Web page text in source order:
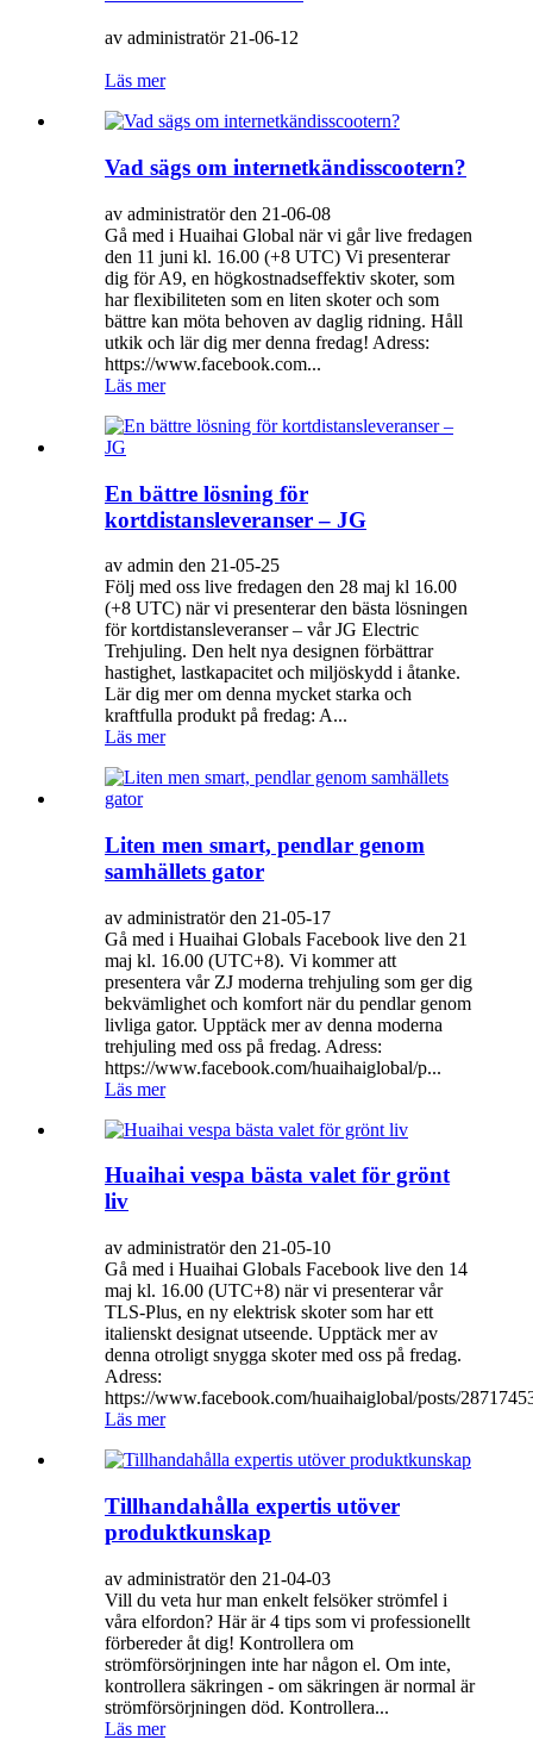
av administratör 21-06-12
Läs mer
Vad sägs om internetkändisscootern?
av administratör den 21-06-08
Gå med i Huaihai Global när vi går live fredagen
den 11 juni kl. 16.00 (+8 UTC) Vi presenterar
dig för A9, en högkostnadseffektiv skoter, som
har flexibiliteten som en liten skoter och som
bättre kan möta behoven av daglig ridning. Håll
utkik och lär dig mer denna fredag! Adress:
https://www.facebook.com...
Läs mer
En bättre lösning för
kortdistansleveranser – JG
av admin den 21-05-25
Följ med oss ​​live fredagen den 28 maj kl 16.00
(+8 UTC) när vi presenterar den bästa lösningen
för kortdistansleveranser – vår JG Electric
Trehjuling. Den helt nya designen förbättrar
hastighet, lastkapacitet och miljöskydd i åtanke.
Lär dig mer om denna mycket starka och
kraftfulla produkt på fredag: A...
Läs mer
Liten men smart, pendlar genom
samhällets gator
av administratör den 21-05-17
Gå med i Huaihai Globals Facebook live den 21
maj kl. 16.00 (UTC+8). Vi kommer att
presentera vår ZJ moderna trehjuling som ger dig
bekvämlighet och komfort när du pendlar genom
livliga gator. Upptäck mer av denna moderna
trehjuling med oss ​​på fredag. Adress:
https://www.facebook.com/huaihaiglobal/p...
Läs mer
Huaihai vespa bästa valet för grönt
liv
av administratör den 21-05-10
Gå med i Huaihai Globals Facebook live den 14
maj kl. 16.00 (UTC+8) när vi presenterar vår
TLS-Plus, en ny elektrisk skoter som har ett
italienskt designat utseende. Upptäck mer av
denna otroligt snygga skoter med oss ​​på fredag.
Adress:
https://www.facebook.com/huaihaiglobal/posts/
Läs mer
Tillhandahålla expertis utöver
produktkunskap
av administratör den 21-04-03
Vill du veta hur man enkelt felsöker strömfel i
våra elfordon? Här är 4 tips som vi professionellt
förbereder åt dig! Kontrollera om
strömförsörjningen inte har någon el. Om inte,
kontrollera säkringen - om säkringen är normal är
strömförsörjningen död. Kontrollera...
Läs mer